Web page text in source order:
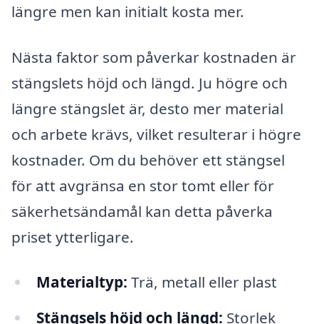
längre men kan initialt kosta mer.
Nästa faktor som påverkar kostnaden är
stängslets höjd och längd. Ju högre och
längre stängslet är, desto mer material
och arbete krävs, vilket resulterar i högre
kostnader. Om du behöver ett stängsel
för att avgränsa en stor tomt eller för
säkerhetsändamål kan detta påverka
priset ytterligare.
Materialtyp: Trä, metall eller plast
Stängsels höjd och längd: Storlek